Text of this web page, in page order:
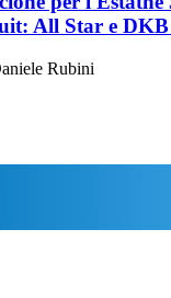
All Star e
Rubini